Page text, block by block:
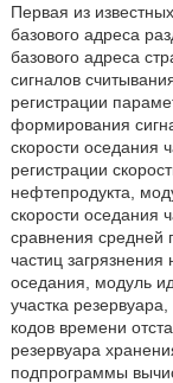
Первая из
базового адреса
базового адреса
сигналов
регистрации
формирования
скорости оседания
регистрации
нефтепродукта,
скорости оседания
сравнения средней
частиц
оседания, модуль
участка
кодов времени
резервуара
подпрограммы